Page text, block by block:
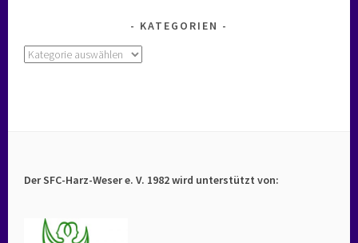
KATEGORIEN
Kategorien
Der SFC-Harz-Weser e. V. 1982 wird unterstützt von: